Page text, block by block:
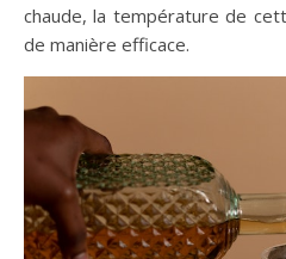
chaude, la température de
de manière efficace.